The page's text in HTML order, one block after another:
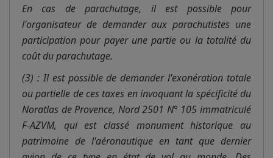
En cas de parachutage, il est possible pour
l'organisateur de demander aux parachutistes une
participation pour payer une partie ou la totalité du
coût du parachutage.
(3) : Il est possible de demander l'exonération totale
ou partielle de ces taxes en invoquant la spécificité du
Noratlas de Provence, Nord 2501 N° 105 immatriculé
F-AZVM, qui est classé monument historique au
patrimoine de l'aéronautique en tant que dernier